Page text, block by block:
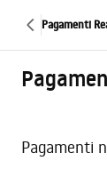
Pagamenti
Pagamenti